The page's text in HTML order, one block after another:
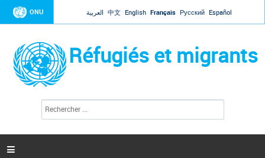
Jump to navigation
ONU العربية 中文 English Français Русский Español
Réfugiés et migrants
c
